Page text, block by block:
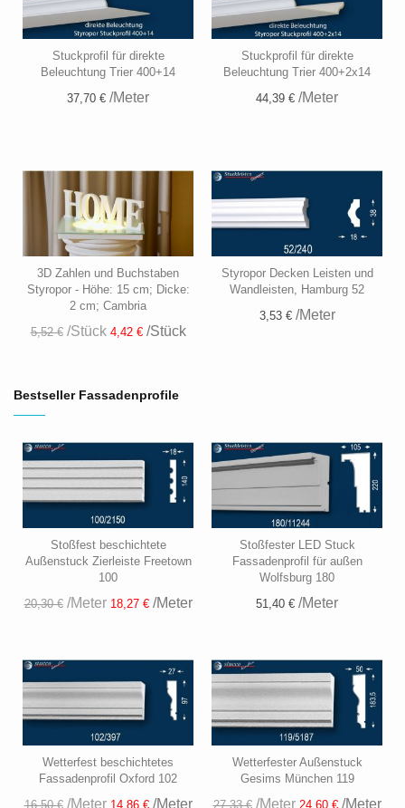
Stuckprofil für direkte
Beleuchtung Trier 400+14
37,70 € /Meter
Stuckprofil für direkte
Beleuchtung Trier 400+2x14
44,39 € /Meter
3D Zahlen und Buchstaben
Styropor - Höhe: 15 cm; Dicke:
2 cm; Cambria
5,52 €/Stück 4,42 €/Stück
Styropor Decken Leisten und
Wandleisten, Hamburg 52
3,53 €/Meter
Bestseller Fassadenprofile
Stoßfest beschichtete
Außenstuck Zierleiste Freetown
100
20,30 €/Meter 18,27 €/Meter
Stoßfester LED Stuck
Fassadenprofil für außen
Wolfsburg 180
51,40 € /Meter
Wetterfest beschichtetes
Fassadenprofil Oxford 102
16,50 €/Meter 14,86 €/Meter
Wetterfester Außenstuck
Gesims München 119
27,33 €/Meter 24,60 €/Meter